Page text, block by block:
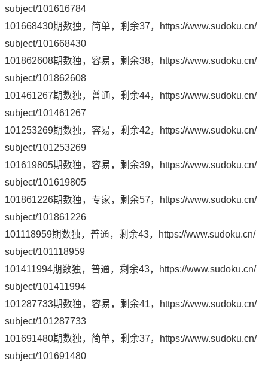
subject/101616784
101668430期数独，简单，剩余37，
https://www.sudoku.cn/
subject/101668430
101862608期数独，容易，剩余38，
https://www.sudoku.cn/
subject/101862608
101461267期数独，普通，剩余44，
https://www.sudoku.cn/
subject/101461267
101253269期数独，容易，剩余42，
https://www.sudoku.cn/
subject/101253269
101619805期数独，容易，剩余39，
https://www.sudoku.cn/
subject/101619805
101861226期数独，专家，剩余57，
https://www.sudoku.cn/
subject/101861226
101118959期数独，普通，剩余43，
https://www.sudoku.cn/
subject/101118959
101411994期数独，普通，剩余43，
https://www.sudoku.cn/
subject/101411994
101287733期数独，容易，剩余41，
https://www.sudoku.cn/
subject/101287733
101691480期数独，简单，剩余37，
https://www.sudoku.cn/
subject/101691480